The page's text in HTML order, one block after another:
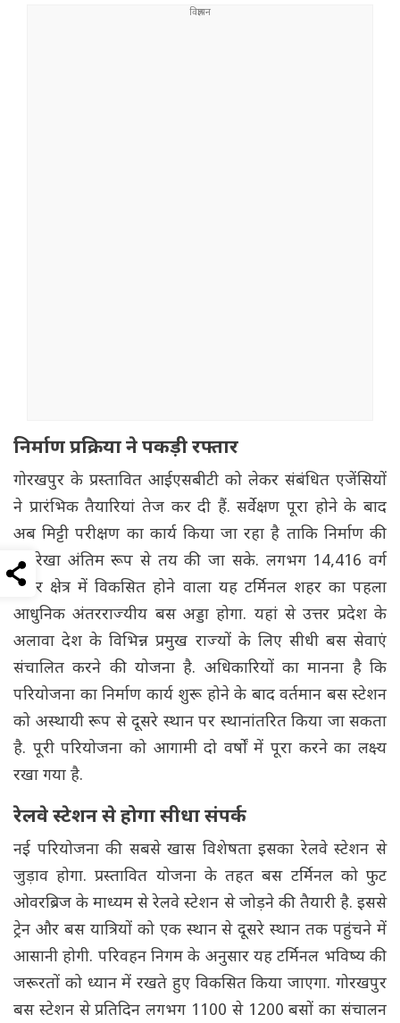
निर्माण प्रक्रिया ने पकड़ी रफ्तार
गोरखपुर के प्रस्तावित आईएसबीटी को लेकर संबंधित एजेंसियों
ने प्रारंभिक तैयारियां तेज कर दी हैं. सर्वेक्षण पूरा होने के बाद
अब मिट्टी परीक्षण का कार्य किया जा रहा है ताकि निर्माण की
रूपरेखा अंतिम रूप से तय की जा सके. लगभग 14,416 वर्ग
मीटर क्षेत्र में विकसित होने वाला यह टर्मिनल शहर का पहला
आधुनिक अंतरराज्यीय बस अड्डा होगा. यहां से उत्तर प्रदेश के
अलावा देश के विभिन्न प्रमुख राज्यों के लिए सीधी बस सेवाएं
संचालित करने की योजना है. अधिकारियों का मानना है कि
परियोजना का निर्माण कार्य शुरू होने के बाद वर्तमान बस स्टेशन
को अस्थायी रूप से दूसरे स्थान पर स्थानांतरित किया जा सकता
है. पूरी परियोजना को आगामी दो वर्षों में पूरा करने का लक्ष्य
रखा गया है.
रेलवे स्टेशन से होगा सीधा संपर्क
नई परियोजना की सबसे खास विशेषता इसका रेलवे स्टेशन से
जुड़ाव होगा. प्रस्तावित योजना के तहत बस टर्मिनल को फुट
ओवरब्रिज के माध्यम से रेलवे स्टेशन से जोड़ने की तैयारी है. इससे
ट्रेन और बस यात्रियों को एक स्थान से दूसरे स्थान तक पहुंचने में
आसानी होगी. परिवहन निगम के अनुसार यह टर्मिनल भविष्य की
जरूरतों को ध्यान में रखते हुए विकसित किया जाएगा. गोरखपुर
बस स्टेशन से प्रतिदिन लगभग 1100 से 1200 बसों का संचालन